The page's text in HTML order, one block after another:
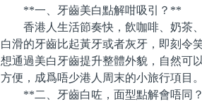
**一、牙齒美白點解咁吸引？**
香港人生活節奏快，飲咖啡、奶茶、
白滑的牙齒比起黃牙或者灰牙，即刻令
想通過美白牙齒提升整體外貌，自然可
方便，成爲唔少港人周末的小旅行項目。
**二、牙齒白咗，面型點解會唔同